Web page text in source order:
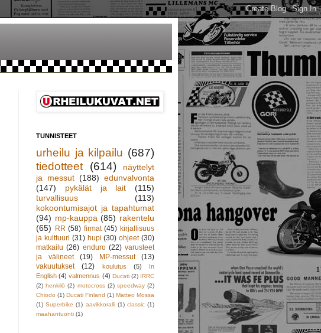
TUNNISTEET
urheilu ja kilpailu (687)
tiedotteet
(614)
näyttelyt
ja messut (188) edunvalvonta
(147)
pykälät ja lait
(115)
turvallisuus
(113)
kokoontumisajot ja tapahtumat
(94) mp-kauppa (85) rakentelu
(65)
RR (58) firmat (45) kirjallisuus
ja kulttuuri (31) hupi (30) ohjeet (30)
matkailu (26) enduro (22) varusteet
ja välineet
(19) MP-messut
(13)
vakuutukset
(12) koulutus (5)
In
English (4) valmennus (4) Ducati (2) IRRC
(2) henkilö (2) motocross (2) speedway (2)
Chiodo (1) Ducati Finland (1) Matteo Mossa
(1) Superbike (1) aavikkoralli (1) classic (1)
maahantuonti (1)